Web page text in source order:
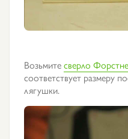
Возьмитесверло
соответствует размеру
лягушки.